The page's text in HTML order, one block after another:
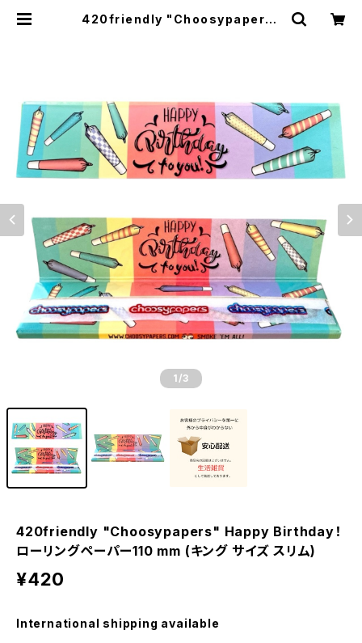
420friendly "Choosypapers"
1 /3
420friendly "Choosypapers" Happy Birthday！
ローリングペーパー110 mm (キング サイズ スリム)
¥420
International shipping available